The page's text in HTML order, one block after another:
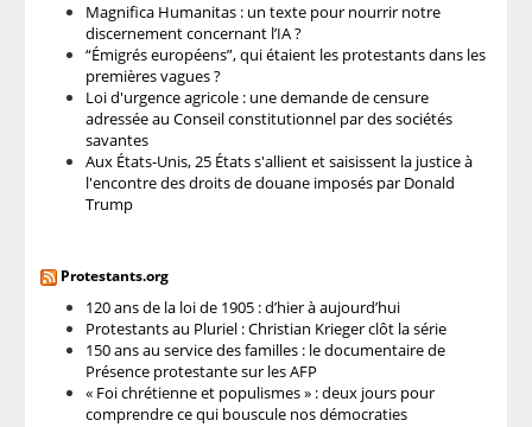
Magnifica Humanitas : un texte pour nourrir notre
discernement concernant l’IA ?
“Émigrés européens”, qui étaient les protestants dans les
premières vagues ?
Loi d'urgence agricole : une demande de censure
adressée au Conseil constitutionnel par des sociétés
savantes
Aux États-Unis, 25 États s'allient et saisissent la justice à
l'encontre des droits de douane imposés par Donald
Trump
Protestants.org
120 ans de la loi de 1905 : d’hier à aujourd’hui
Protestants au Pluriel : Christian Krieger clôt la série
150 ans au service des familles : le documentaire de
Présence protestante sur les AFP
« Foi chrétienne et populismes » : deux jours pour
comprendre ce qui bouscule nos démocraties